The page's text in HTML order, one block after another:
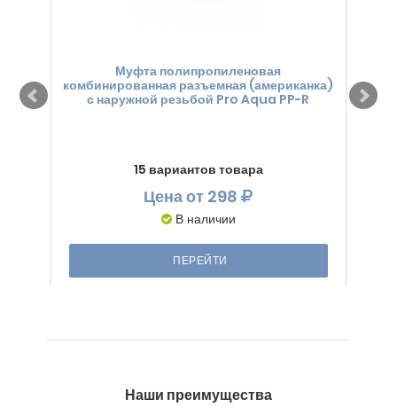
Муфта полипропиленовая
комбинированная разъемная (американка)
с наружной резьбой Pro Aqua PP-R
15 вариантов товара
Ценаот 298
В наличии
ПЕРЕЙТИ
Наши преимущества